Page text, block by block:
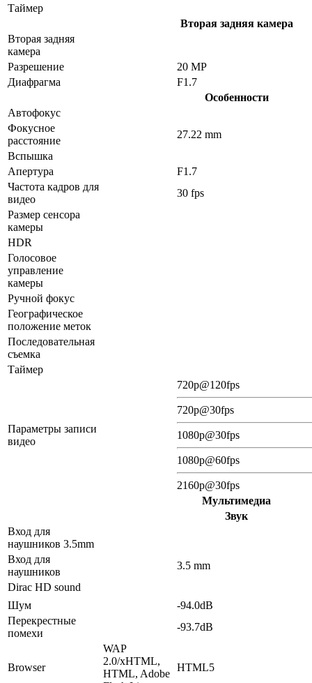
Таймер
Вторая задняя камера
Вторая задняя
камера
Разрешение
20 MP
Диафрагма
F1.7
Особенности
Автофокус
Фокусное
расстояние
27.22 mm
Вспышка
Апертура
F1.7
Частота кадров для
видео
30 fps
Размер сенсора
камеры
HDR
Голосовое
управление
камеры
Ручной фокус
Географическое
положение меток
Последовательная
съемка
Таймер
Параметры записи
видео
720p@120fps
720p@30fps
1080p@30fps
1080p@60fps
2160p@30fps
Мультимедиа
Звук
Вход для
наушников 3.5mm
Вход для
наушников
3.5 mm
Dirac HD sound
Шум
-94.0dB
Перекрестные
помехи
-93.7dB
Browser
WAP
2.0/xHTML,
HTML, Adobe
HTML5